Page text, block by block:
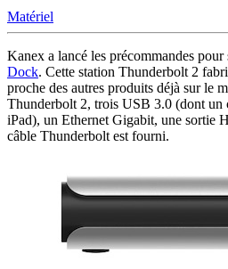
Matériel
Kanex a lancé les précommandes pour
Dock. Cette station Thunderbolt 2
proche des autres produits déjà sur le
Thunderbolt 2, trois USB 3.0 (dont un
iPad), un Ethernet Gigabit, une sortie
câble Thunderbolt est fourni.